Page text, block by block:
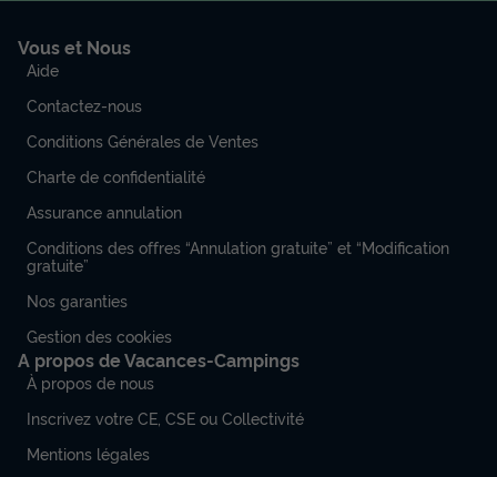
Vous et Nous
Aide
Contactez-nous
Conditions Générales de Ventes
Charte de confidentialité
Assurance annulation
Conditions des offres “Annulation gratuite” et “Modification
gratuite”
Nos garanties
Gestion des cookies
A propos de Vacances-Campings
À propos de nous
Inscrivez votre CE, CSE ou Collectivité
Mentions légales